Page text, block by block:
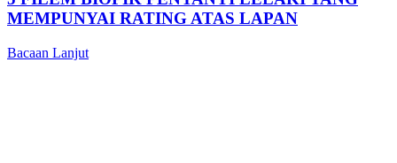
MEMPUNYAI RATING ATAS LAPAN
Bacaan Lanjut